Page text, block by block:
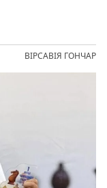
ВІРСАВІЯ ГОНЧАР